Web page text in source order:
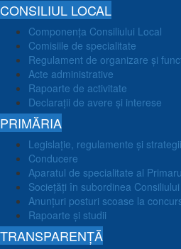
CONSILIUL LOCAL
Componența Consiliului Local
Comisiile de specialitate
Regulament de organizare și
Acte administrative
Rapoarte de activitate
Declarații de avere și interese
PRIMĂRIA
Legislație, regulamente și strategii
Conducere
Aparatul de specialitate al
Sociețăți în subordinea
Anunțuri posturi scoase la
Rapoarte și studii
TRANSPARENȚĂ